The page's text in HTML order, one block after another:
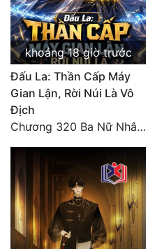
Đồng Nhân
Cẩu Đạo Trường Sinh
Ngự Thú
Truyện Nam
Vô Địch Lưu
Xây Dựng Thế Lực
Đam Mỹ
khoảng 18 giờ trước
Đấu La: Thần Cấp Máy
Gian Lận, Rời Núi Là Vô
Địch
Chương 320 Ba Nữ Nhân Ghen Tuông Lẫn Nhau